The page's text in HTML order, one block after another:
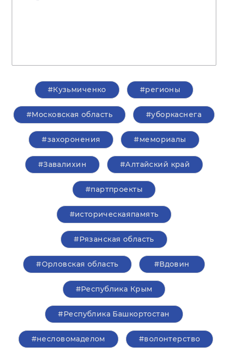
#Кузьмиченко #регионы
#Московская область #уборкаснега
#захоронения #мемориалы
#Завалихин #Алтайский край
#партпроекты
#историческаяпамять
#Рязанская область
#Орловская область #Вдовин
#Республика Крым
#Республика Башкортостан
#несловомаделом #волонтерство